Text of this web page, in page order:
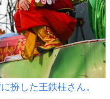
扮した王鉄柱さん。